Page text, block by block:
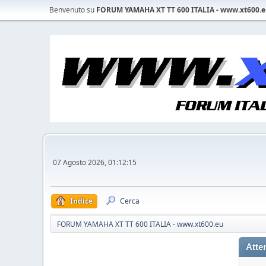
Benvenuto su FORUM YAMAHA XT TT 600 ITALIA -
07 Agosto 2026, 01:12:15
Indice Cerca
FORUM YAMAHA XT TT 600 ITALIA - www.xt600.eu